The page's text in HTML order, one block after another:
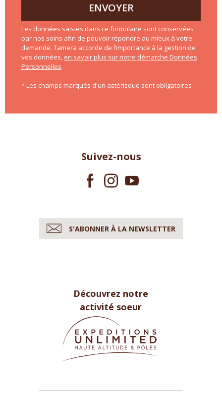
ENVOYER
Les données saisies dans ce formulaire sont conservées
par nos soins afin de pouvoir répondre au mieux à votre
demande. Tamera accorde de l’importance à la gestion de
vos données, en savoir plus sur notre démarche Données
Personnelles.
* Les champs marqués d'un astérisque sont obligatoires
Suivez-nous
S'ABONNER À LA NEWSLETTER
Découvrez notre
activité soeur